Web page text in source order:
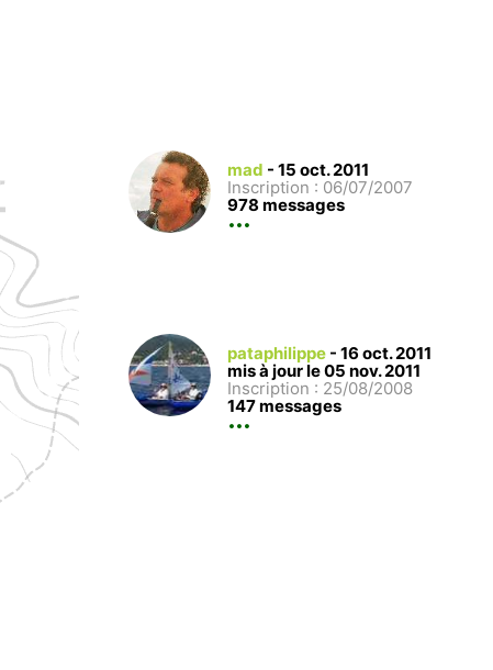
mad - 15 oct. 2011
Inscription : 06/07/2007
978 messages
pataphilippe - 16 oct. 2011
mis à jour le 05 nov. 2011
Inscription : 25/08/2008
147 messages